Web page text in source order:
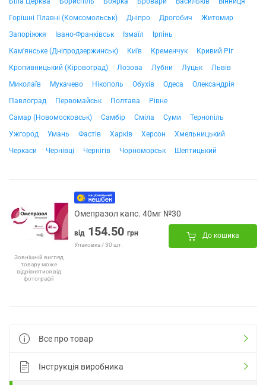
Горішні Плавні (Комсомольськ)
Дніпро Дрогобич
Житомир
Запоріжжя
Івано-Франківськ Ізмаїл
Ірпінь
Кам'янське (Дніпродзержинськ)
Київ Кременчук
Кривий Ріг
Кропивницький (Кіровоград)
Лозова Лубни Луцьк
Львів
Миколаїв
Мукачево Нікополь Обухів Одеса
Олександрія
Павлоград
Первомайськ Полтава
Рівне
Самар (Новомосковськ)
Самбір Сміла Суми
Тернопіль
Ужгород
Умань Фастів Харків Херсон
Хмельницький
Черкаси
Чернівці Чернігів Чорноморськ Шептицький
Зовнішній вигляд
товару може
відрізнятися від
фотографії
Омепразол капс. 40мг №30
від 154.50 грн
Упаковка / 30 шт.
До кошика
Все про товар
Інструкція виробника